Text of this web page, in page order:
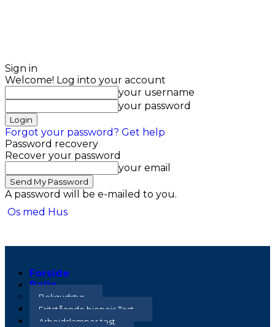
Sign in
Welcome! Log into your account
your username
your password
Forgot your password? Get help
Password recovery
Recover your password
your email
A password will be e-mailed to you.
Os med Hus
Forside
Bolig
Boligudstyr
Fritstående biopejs Test
Arbejdslamper test